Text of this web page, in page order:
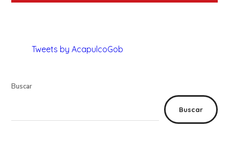
Tweets by AcapulcoGob
Buscar
Buscar